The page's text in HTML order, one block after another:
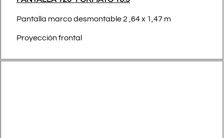
Pantalla marco desmontable 2 ,64 x 1,47 m
Proyección frontal